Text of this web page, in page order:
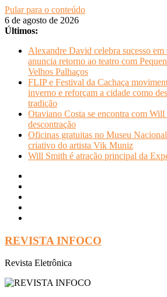
Pular para o conteúdo
6 de agosto de 2026
Últimos:
Alexandre David celebra sucesso
anuncia retorno ao teatro com
Velhos Palhaços
FLIP e Festival da Cachaça
inverno e reforçam a cidade como
tradição
Otaviano Costa se encontra com
descontração
Oficinas gratuitas no Museu
criativo do artista Vik Muniz
Will Smith é atração principal da
REVISTA INFOCO
Revista Eletrônica